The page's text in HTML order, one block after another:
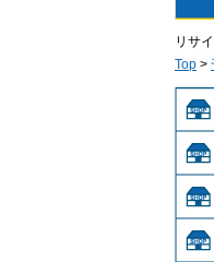
リサ
Top >